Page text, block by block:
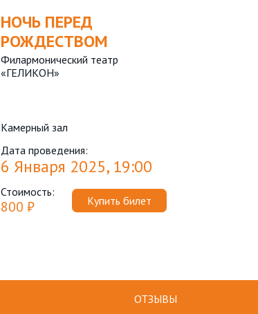
НОЧЬ ПЕРЕД
РОЖДЕСТВОМ
Филармонический театр
«ГЕЛИКОН»
Камерный зал
Дата проведения:
6 Января 2025, 19:00
Стоимость:
800 ₽ Купить билет
ОТЗЫВЫ